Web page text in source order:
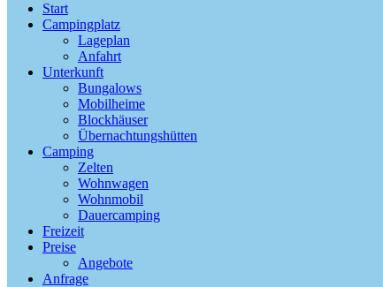
Start
Campingplatz
Lageplan
Anfahrt
Unterkunft
Bungalows
Mobilheime
Blockhäuser
Übernachtungshütten
Camping
Zelten
Wohnwagen
Wohnmobil
Dauercamping
Freizeit
Preise
Angebote
Anfrage